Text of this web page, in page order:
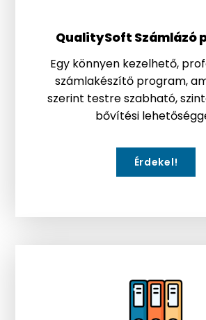
QualitySoft Számlázó
Egy könnyen kezelhető,
számlakészítő program,
szerint testre szabható,
bővítési
Érdekel!